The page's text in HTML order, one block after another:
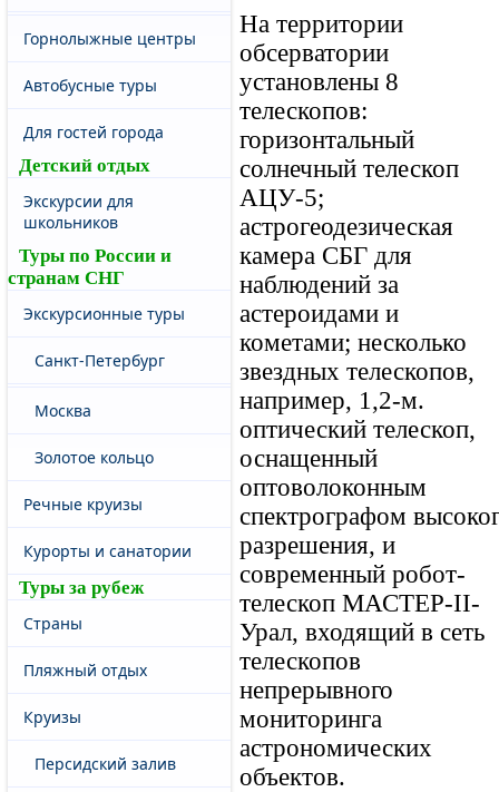
Горнолыжные центры
Автобусные туры
Для гостей города
Детский отдых
Экскурсии для
школьников
Туры по России и
странам СНГ
Экскурсионные туры
Санкт-Петербург
Москва
Золотое кольцо
Речные круизы
Курорты и санатории
Туры за рубеж
Страны
Пляжный отдых
Круизы
Персидский залив
На территории
обсерватории
установлены 8
телескопов:
горизонтальный
солнечный телескоп
АЦУ-5;
астрогеодезическая
камера СБГ для
наблюдений за
астероидами и
кометами; несколько
звездных телескопов,
например, 1,2-м.
оптический телескоп,
оснащенный
оптоволоконным
спектрографом
разрешения, и
современный робот-
телескоп МАСТЕР-II-
Урал, входящий в сеть
телескопов
непрерывного
мониторинга
астрономических
объектов.